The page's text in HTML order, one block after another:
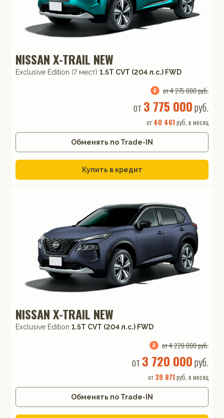
NISSAN X-TRAIL NEW
Exclusive Edition (7 мест) 1.5T CVT (204 л.с.) FWD
от 4 275 000 руб.
от 3 775 000руб.
от40 461 руб. в месяц
Обменять по Trade-IN
Купить в кредит
NISSAN X-TRAIL NEW
Exclusive Edition 1.5T CVT (204 л.с.) FWD
от 4 220 000 руб.
от 3 720 000руб.
от39 871 руб. в месяц
Обменять по Trade-IN